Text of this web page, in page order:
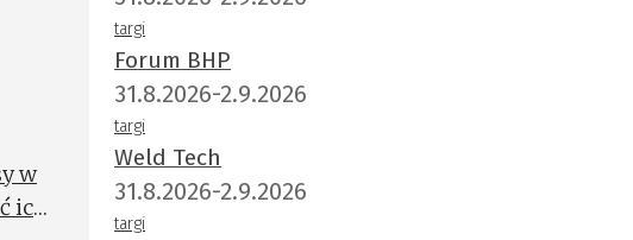
w
ich
targi
Forum BHP
31.8.2026-2.9.2026
targi
Weld Tech
31.8.2026-2.9.2026
targi